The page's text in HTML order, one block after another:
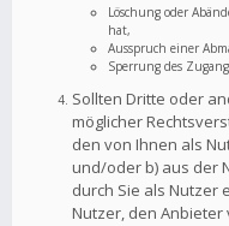
Löschung oder
hat,
Ausspruch einer
Sperrung des
Sollten Dritte oder
möglicher
den von Ihnen als
und/oder b) aus der
durch Sie als Nutzer
Nutzer, den Anbieter